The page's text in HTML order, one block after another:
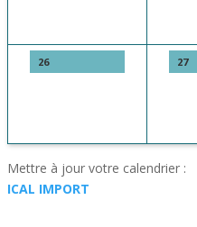
26 27
Mettre à jour votre calendrier :
ICAL IMPORT